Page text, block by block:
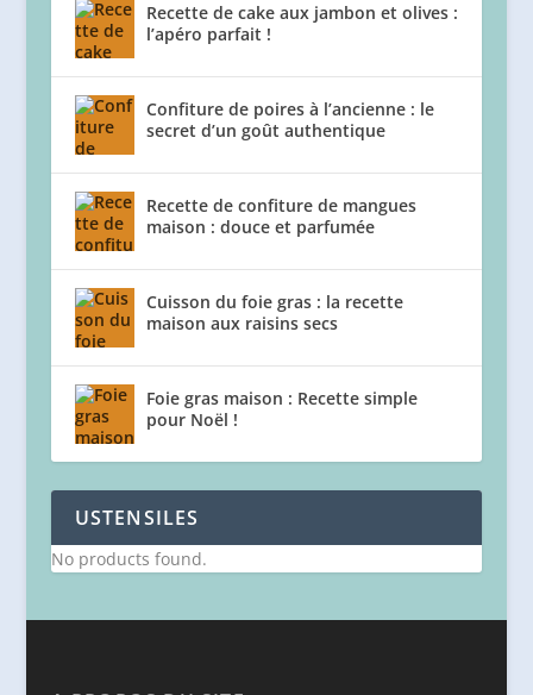
Recette de cake aux jambon et olives :
l’apéro parfait !
Confiture de poires à l’ancienne : le
secret d’un goût authentique
Recette de confiture de mangues
maison : douce et parfumée
Cuisson du foie gras : la recette
maison aux raisins secs
Foie gras maison : Recette simple
pour Noël !
USTENSILES
No products found.